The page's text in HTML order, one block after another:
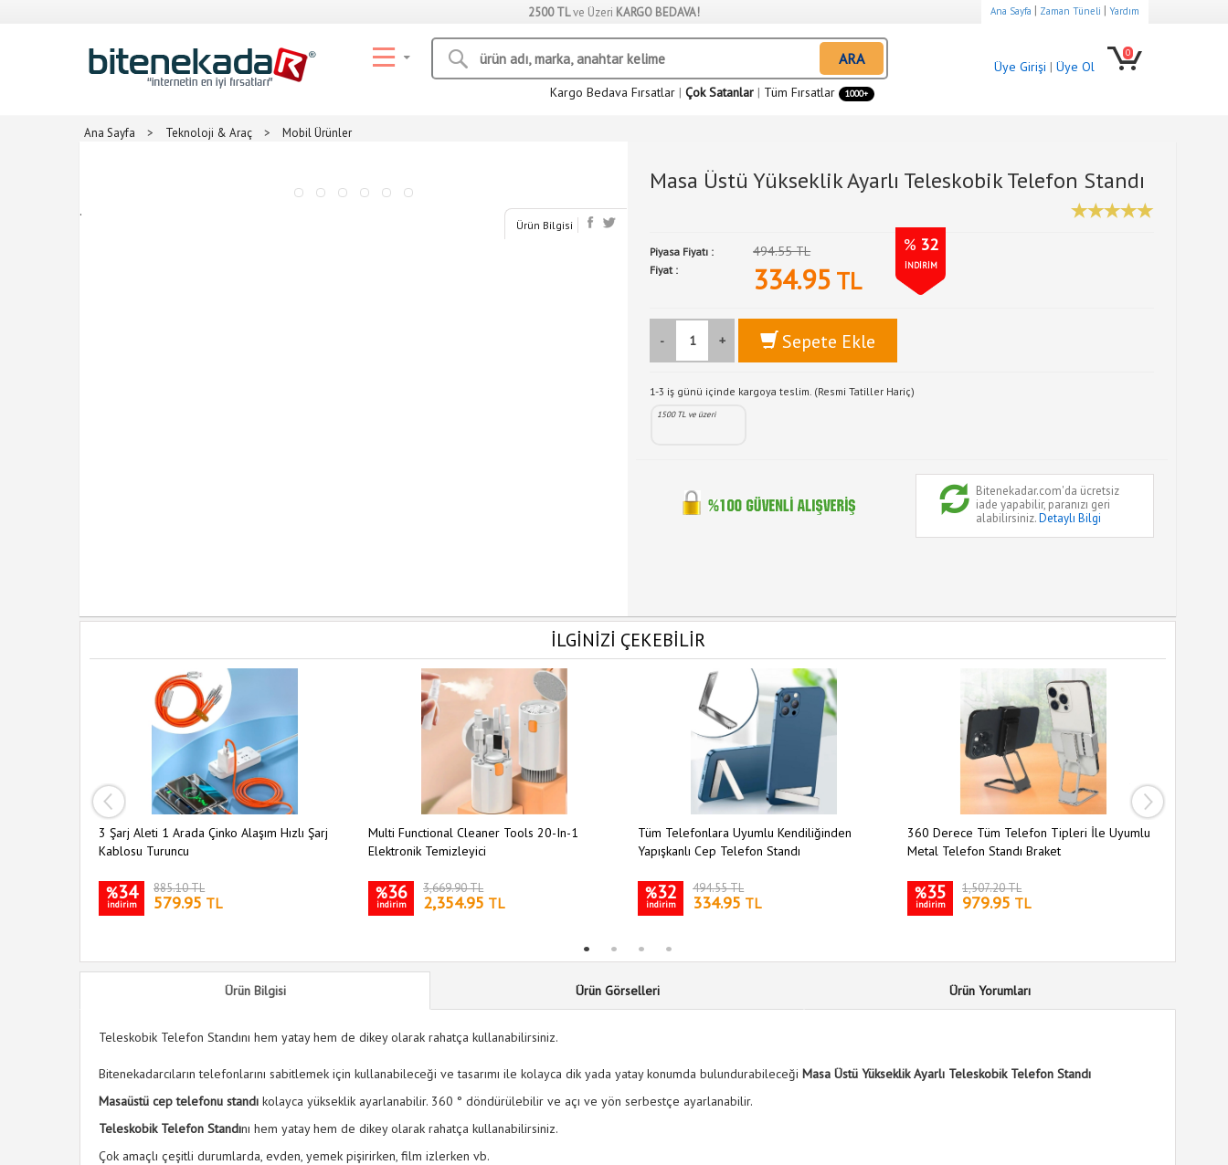
2500 TLve Üzeri KARGO BEDAVA! Ana Sayfa | Zaman Tüneli | Yardım
ARA
Kargo Bedava Fırsatlar | Çok Satanlar | Tüm Fırsatlar 1000+
Üye Girişi | Üye Ol
0
Ana Sayfa > Teknoloji & Araç > Mobil Ürünler
.
Ürün Bilgisi
Masa Üstü Yükseklik Ayarlı Teleskobik Telefon Standı
Piyasa Fiyatı : 494.55 TL % 32
İNDİRİM
Fiyat : 334.95 TL
- + Sepete Ekle
1-3 iş günü içinde kargoya teslim. (Resmi Tatiller Hariç)
1500 TL ve üzeri
Bitenekadar.com'da ücretsiz
iade yapabilir, paranızı geri
alabilirsiniz.Detaylı Bilgi
İLGİNİZİ ÇEKEBİLİR
3 Şarj Aleti 1 Arada Çinko Alaşım Hızlı Şarj
Kablosu Turuncu
%34
indirim
885.10 TL
579.95 TL
Multi Functional Cleaner Tools 20-In-1
Elektronik Temizleyici
%36
indirim
3,669.90 TL
2,354.95 TL
Tüm Telefonlara Uyumlu Kendiliğinden
Yapışkanlı Cep Telefon Standı
%32
indirim
494.55 TL
334.95 TL
360 Derece Tüm Telefon Tipleri İle Uyumlu
Metal Telefon Standı Braket
%35
indirim
1,507.20 TL
979.95 TL
Ürün Bilgisi Ürün Görselleri Ürün Yorumları
Teleskobik Telefon Standını hem yatay hem de dikey olarak rahatça kullanabilirsiniz.
Bitenekadarcıların telefonlarını sabitlemek için kullanabileceği ve tasarımı ile kolayca dik yada yatay konumda bulundurabileceği Masa Üstü Yükseklik Ayarlı Teleskobik Telefon Standı
Masaüstü cep telefonu standı kolayca yükseklik ayarlanabilir. 360 ° döndürülebilir ve açı ve yön serbestçe ayarlanabilir.
Teleskobik Telefon Standını hem yatay hem de dikey olarak rahatça kullanabilirsiniz.
Çok amaçlı çeşitli durumlarda, evden, yemek pişirirken, film izlerken vb.